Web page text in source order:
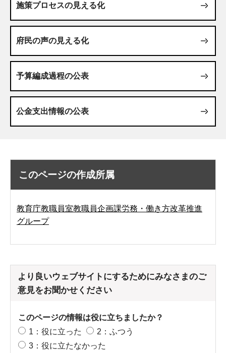
施策プロセスの見える化
府民の声の見える化
予算編成過程の公表
公金支出情報の公表
このページの作成所属
教育庁教職員室教職員企画課労務・働き方改革推進
グループ
より良いウェブサイトにするためにみなさまのご
意見をお聞かせください
このページの情報は役に立ちましたか？
1：役に立った
2：ふつう
3：役に立たなかった